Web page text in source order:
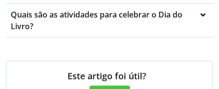
Quais são as atividades para celebrar o Dia do
Livro?
Este artigo foi útil?